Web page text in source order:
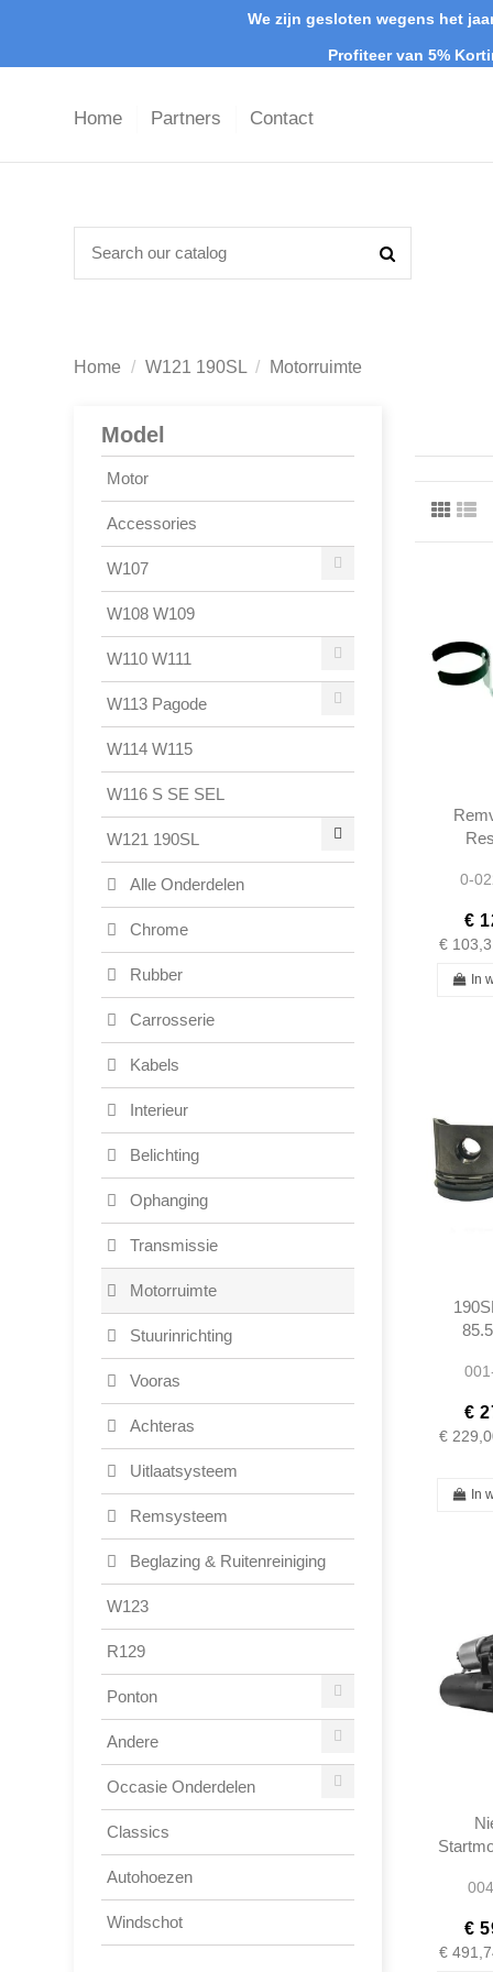
We zijn gesloten wegens het
Profiteer van 5%
Home Partners Contact
Home W121 190SL Motorruimte
0-
€
€
In
€
€
In
€
€
Model
Motor
Accessories
W107
W108 W109
W110 W111
W113 Pagode
W114 W115
W116 S SE SEL
W121 190SL
Alle Onderdelen
Chrome
Rubber
Carrosserie
Kabels
Interieur
Belichting
Ophanging
Transmissie
Motorruimte
Stuurinrichting
Vooras
Achteras
Uitlaatsysteem
Remsysteem
Beglazing & Ruitenreiniging
W123
R129
Ponton
Andere
Occasie Onderdelen
Classics
Autohoezen
Windschot